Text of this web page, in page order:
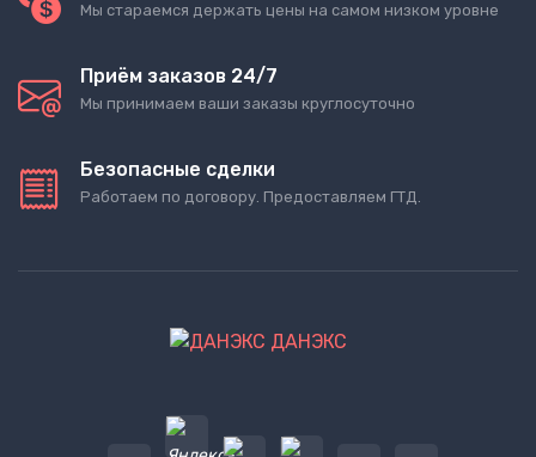
Мы стараемся держать цены на самом низком уровне
Приём заказов 24/7
Мы принимаем ваши заказы круглосуточно
Безопасные сделки
Работаем по договору. Предоставляем ГТД.
ДАНЭКС